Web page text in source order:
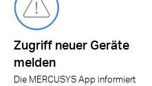
Zugriff neuer Geräte
melden
Die MERCUSYS App informiert